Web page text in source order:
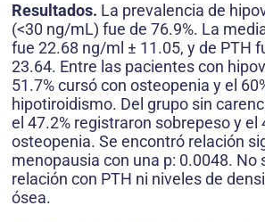
Resultados. La prevalencia de
(<30 ng/mL) fue de 76.9%. La
fue 22.68 ng/ml ± 11.05, y de PTH
23.64. Entre las pacientes con
51.7% cursó con osteopenia y el
hipotiroidismo. Del grupo sin
el 47.2% registraron sobrepeso y el
osteopenia. Se encontró relación
menopausia con una p: 0.0048. No
relación con PTH ni niveles de
ósea.